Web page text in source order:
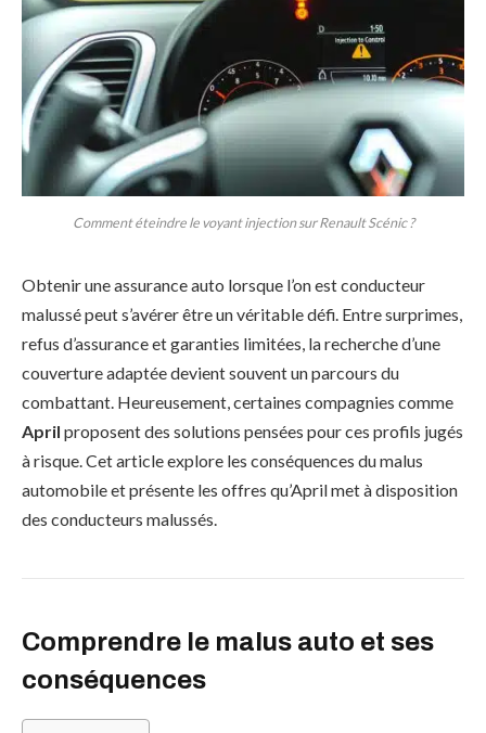
Comment éteindre le voyant injection sur Renault Scénic ?
Obtenir une assurance auto lorsque l’on est conducteur
malussé peut s’avérer être un véritable défi. Entre surprimes,
refus d’assurance et garanties limitées, la recherche d’une
couverture adaptée devient souvent un parcours du
combattant. Heureusement, certaines compagnies comme
April proposent des solutions pensées pour ces profils jugés
à risque. Cet article explore les conséquences du malus
automobile et présente les offres qu’April met à disposition
des conducteurs malussés.
Comprendre le malus auto et ses
conséquences